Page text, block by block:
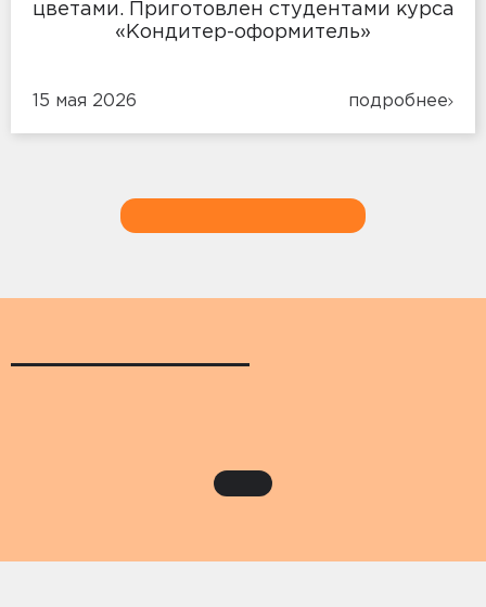
цветами. Приготовлен студентами курса
«Кондитер-оформитель»
15 мая 2026 подробнее